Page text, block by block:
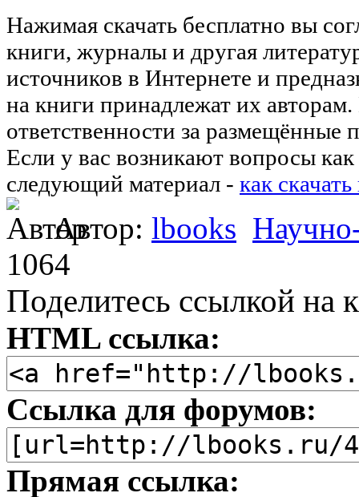
Нажимая скачать бесплатно вы
книги, журналы и другая
источников в Интернете и
на книги принадлежат их
ответственности за размещённые
Если у вас возникают вопросы как
следующий материал - как
Автор: lbooks
1064
Поделитесь ссылкой на
HTML ссылка:
Ссылка для форумов:
Прямая ссылка: